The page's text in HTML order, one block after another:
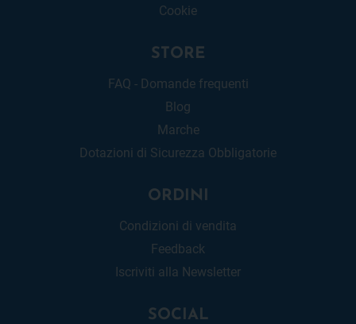
Cookie
STORE
FAQ - Domande frequenti
Blog
Marche
Dotazioni di Sicurezza Obbligatorie
ORDINI
Condizioni di vendita
Feedback
Iscriviti alla Newsletter
SOCIAL